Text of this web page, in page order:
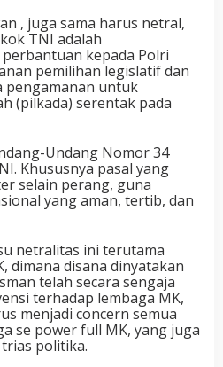
, juga sama harus netral,
TNI adalah
kepada Polri
pemilihan legislatif dan
pengamanan untuk
(pilkada) serentak pada
Undang Nomor 34
Khususnya pasal yang
selain perang, guna
yang aman, tertib, dan
netralitas ini terutama
dimana disana dinyatakan
telah secara sengaja
terhadap lembaga MK,
menjadi concern semua
se power full MK, yang juga
politika.